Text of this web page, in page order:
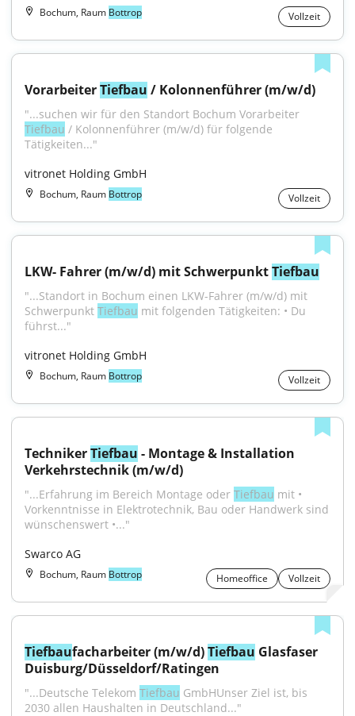
Bochum, Raum Bottrop Vollzeit
Vorarbeiter Tiefbau / Kolonnenführer (m/w/d)
Tiefbau / Kolonnenführer (m/w/d) für folgende
Tätigkeiten..."
vitronet Holding GmbH
Bochum, Raum Bottrop Vollzeit
LKW- Fahrer (m/w/d) mit Schwerpunkt Tiefbau
"...Standort in Bochum einen LKW-Fahrer (m/w/d) mit
Schwerpunkt Tiefbau mit folgenden Tätigkeiten: • Du
führst..."
vitronet Holding GmbH
Bochum, Raum Bottrop Vollzeit
Techniker Tiefbau - Montage & Installation
Verkehrstechnik (m/w/d)
"...Erfahrung im Bereich Montage oder Tiefbau mit •
Vorkenntnisse in Elektrotechnik, Bau oder Handwerk sind
wünschenswert •..."
Swarco AG
Bochum, Raum Bottrop Homeoffice Vollzeit
Tiefbaufacharbeiter (m/w/d) Tiefbau Glasfaser
Duisburg/Düsseldorf/Ratingen
"...Deutsche Telekom Tiefbau GmbHUnser Ziel ist, bis
2030 allen Haushalten in Deutschland..."